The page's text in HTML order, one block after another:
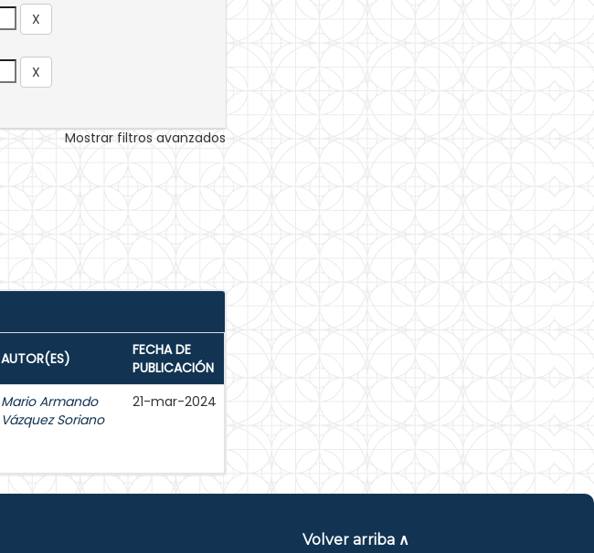
Mostrar filtros avanzados
AUTOR(ES)
FECHA DE
PUBLICACIÓN
Mario Armando
Vázquez Soriano
21-mar-2024
Volver arriba ∧